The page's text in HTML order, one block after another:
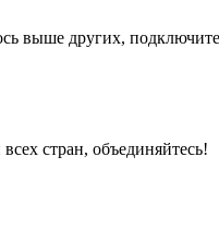
выше других,
стран, объединяйтесь!